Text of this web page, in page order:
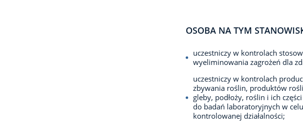
OSOBA NA TYM
uczestniczy w kontrolach
wyeliminowania zagrożeń dla
uczestniczy w kontrolach
zbywania roślin, produktów
gleby, podłoży, roślin i ich
do badań laboratoryjnych w
kontrolowanej działalności;